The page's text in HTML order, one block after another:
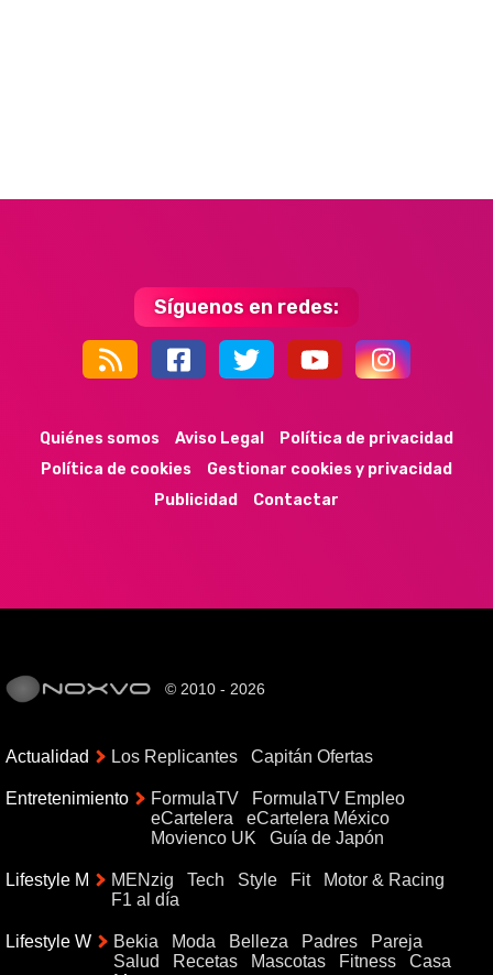
Síguenos en redes:
Quiénes somos Aviso Legal
Política de privacidad
Política de cookies
Gestionar cookies y privacidad
Publicidad
Contactar
© 2010 - 2026
Actualidad Los Replicantes Capitán Ofertas
Entretenimiento FormulaTV
FormulaTV Empleo
eCartelera
eCartelera México
Movienco UK
Guía de Japón
Lifestyle M MENzig Tech Style Fit
Motor & Racing
F1 al día
Lifestyle W Bekia Moda Belleza Padres
Pareja
Salud
Recetas Mascotas Fitness
Casa